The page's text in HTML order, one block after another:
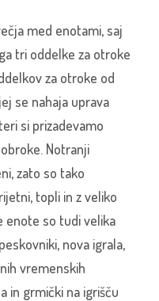
med enotami, saj
tri oddelke za otroke
za otroke od
se nahaja uprava
si prizadevamo
Notranji
zato so tako
topli in z veliko
enote so tudi velika
nova igrala,
vremenskih
in grmički na igrišču